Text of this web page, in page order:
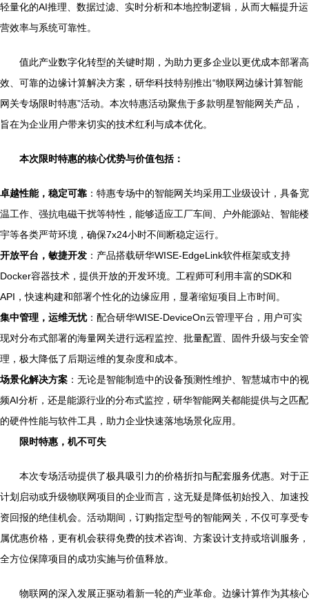
轻量化的AI推理、数据过滤、实时分析和本地控制逻辑，从而大幅提升运
营效率与系统可靠性。
值此产业数字化转型的关键时期，为助力更多企业以更优成本部署高
效、可靠的边缘计算解决方案，研华科技特别推出“物联网边缘计算智能
网关专场限时特惠”活动。本次特惠活动聚焦于多款明星智能网关产品，
旨在为企业用户带来切实的技术红利与成本优化。
本次限时特惠的核心优势与价值包括：
卓越性能，稳定可靠 ：特惠专场中的智能网关均采用工业级设计，具备宽
温工作、强抗电磁干扰等特性，能够适应工厂车间、户外能源站、智能楼
宇等各类严苛环境，确保7x24小时不间断稳定运行。
开放平台，敏捷开发 ：产品搭载研华WISE-EdgeLink软件框架或支持
Docker容器技术，提供开放的开发环境。工程师可利用丰富的SDK和
API，快速构建和部署个性化的边缘应用，显著缩短项目上市时间。
集中管理，运维无忧：配合研华WISE-DeviceOn云管理平台，用户可实
现对分布式部署的海量网关进行远程监控、批量配置、固件升级与安全管
理，极大降低了后期运维的复杂度和成本。
场景化解决方案 ：无论是智能制造中的设备预测性维护、智慧城市中的视
频AI分析，还是能源行业的分布式监控，研华智能网关都能提供与之匹配
的硬件性能与软件工具，助力企业快速落地场景化应用。
限时特惠，机不可失
本次专场活动提供了极具吸引力的价格折扣与配套服务优惠。对于正
计划启动或升级物联网项目的企业而言，这无疑是降低初始投入、加速投
资回报的绝佳机会。活动期间，订购指定型号的智能网关，不仅可享受专
属优惠价格，更有机会获得免费的技术咨询、方案设计支持或培训服务，
全方位保障项目的成功实施与价值释放。
物联网的深入发展正驱动着新一轮的产业革命。边缘计算作为其核心